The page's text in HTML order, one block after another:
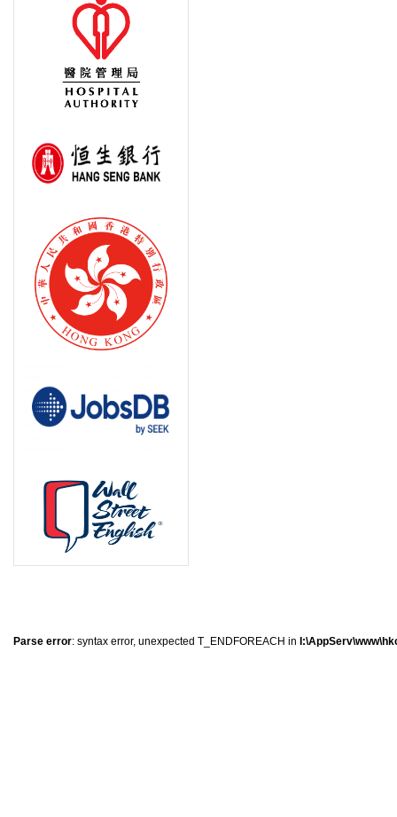
Parse error: syntax error, unexpected T_ENDFOREACH in